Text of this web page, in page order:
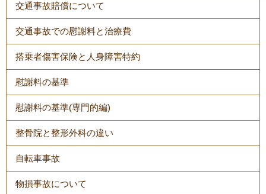
交通事故賠償について
交通事故での慰謝料と治療費
搭乗者傷害保険と人身障害特約
慰謝料の基準
慰謝料の基準(専門的編)
整骨院と整形外科の違い
自転車事故
物損事故について